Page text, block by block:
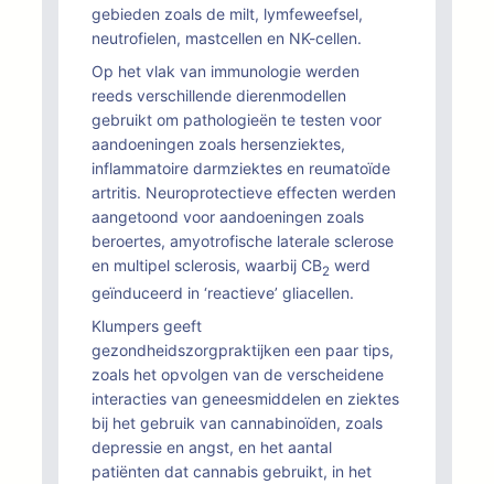
gebieden zoals de milt, lymfeweefsel,
neutrofielen, mastcellen en NK-cellen.
Op het vlak van immunologie werden
reeds verschillende dierenmodellen
gebruikt om pathologieën te testen voor
aandoeningen zoals hersenziektes,
inflammatoire darmziektes en reumatoïde
artritis. Neuroprotectieve effecten werden
aangetoond voor aandoeningen zoals
beroertes, amyotrofische laterale sclerose
en multipel sclerosis, waarbij CB2 werd
geïnduceerd in ‘reactieve’ gliacellen.
Klumpers geeft
gezondheidszorgpraktijken een paar tips,
zoals het opvolgen van de verscheidene
interacties van geneesmiddelen en ziektes
bij het gebruik van cannabinoïden, zoals
depressie en angst, en het aantal
patiënten dat cannabis gebruikt, in het